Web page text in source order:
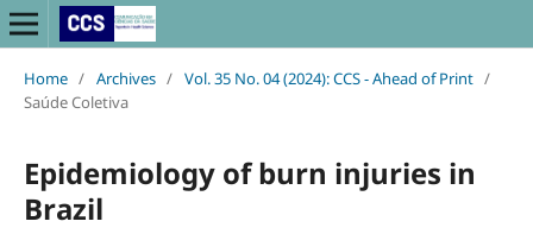
Home / Archives / Vol. 35 No. 04 (2024): CCS - Ahead of Print /
Saúde Coletiva
Epidemiology of burn injuries in
Brazil